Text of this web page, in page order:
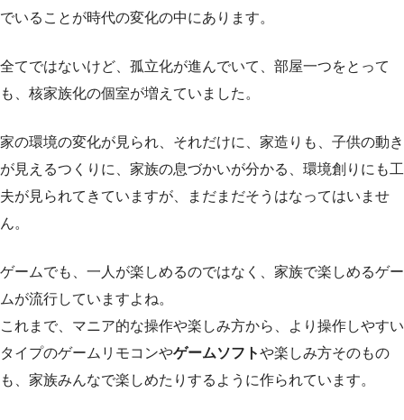
でいることが時代の変化の中にあります。
全てではないけど、孤立化が進んでいて、部屋一つをとって
も、核家族化の個室が増えていました。
家の環境の変化が見られ、それだけに、家造りも、子供の動き
が見えるつくりに、家族の息づかいが分かる、環境創りにも工
夫が見られてきていますが、まだまだそうはなってはいませ
ん。
ゲームでも、一人が楽しめるのではなく、家族で楽しめるゲー
ムが流行していますよね。
これまで、マニア的な操作や楽しみ方から、より操作しやすい
タイプのゲームリモコンやゲームソフトや楽しみ方そのもの
も、家族みんなで楽しめたりするように作られています。